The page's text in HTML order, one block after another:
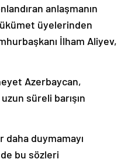
anlaşmanın
üyelerinden
İlham Aliyev,
Azerbaycan,
süreli barışın
daha duymamayı
de bu sözleri